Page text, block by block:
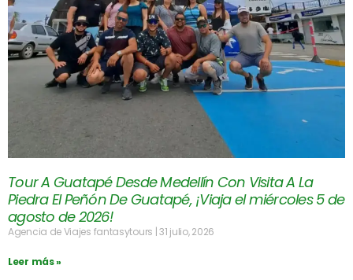
Tour A Guatapé Desde Medellín Con Visita A La
Piedra El Peñón De Guatapé, ¡Viaja el miércoles 5 de
agosto de 2026!
Agencia de Viajes fantasytours 31 julio, 2026
Leer más »